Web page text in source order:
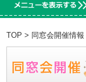
TOP > 同窓会開催情報